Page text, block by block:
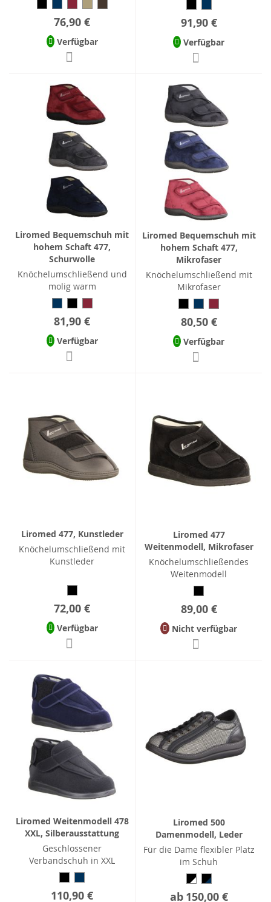
76,90 €
Verfügbar
91,90 €
Verfügbar
Liromed Bequemschuh mit
hohem Schaft 477,
Schurwolle
Knöchelumschließend und
molig warm
81,90 €
Verfügbar
Liromed Bequemschuh mit
hohem Schaft 477,
Mikrofaser
Knöchelumschließend mit
Mikrofaser
80,50 €
Verfügbar
Liromed 477, Kunstleder
Knöchelumschließend mit
Kunstleder
72,00 €
Verfügbar
Liromed 477
Weitenmodell, Mikrofaser
Knöchelumschließendes
Weitenmodell
89,00 €
Nicht verfügbar
Liromed Weitenmodell 478
XXL, Silberausstattung
Geschlossener
Verbandschuh in XXL
110,90 €
Liromed 500
Damenmodell, Leder
Für die Dame flexibler Platz
im Schuh
ab 150,00 €